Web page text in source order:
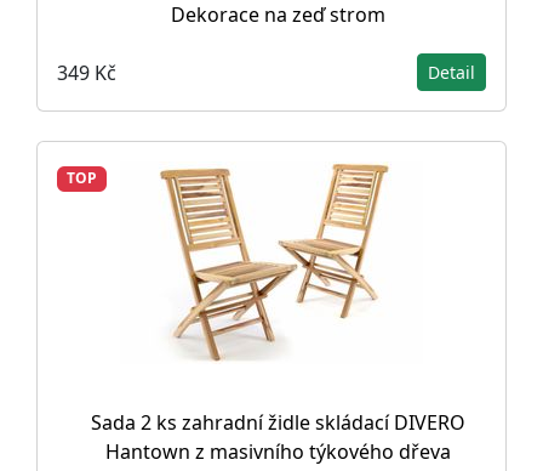
Dekorace na zeď strom
349 Kč Detail
TOP
Sada 2 ks zahradní židle skládací DIVERO
Hantown z masivního týkového dřeva